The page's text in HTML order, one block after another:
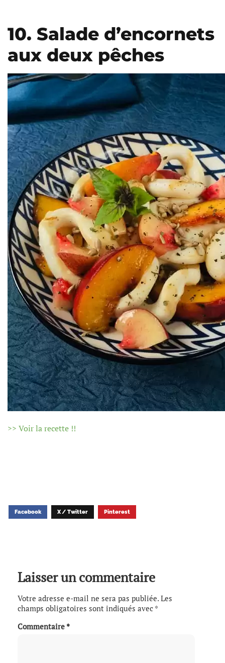
10. Salade d’encornets
aux deux pêches
>> Voir la recette !!
Facebook X / Twitter Pinterest
Laisser un commentaire
Votre adresse e-mail ne sera pas publiée. Les
champs obligatoires sont indiqués avec *
Commentaire *